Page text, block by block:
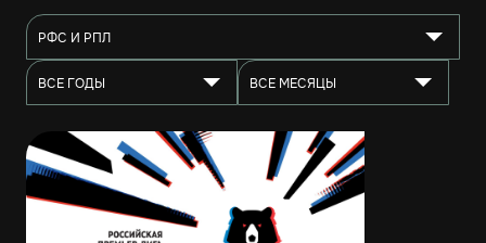
РФС И РПЛ
ВСЕ ГОДЫ ВСЕ МЕСЯЦЫ